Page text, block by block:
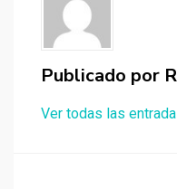
Publicado por
Ver todas las